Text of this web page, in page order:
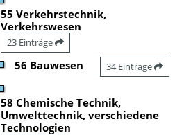
55 Verkehrstechnik,
Verkehrswesen
23 Einträge
56 Bauwesen 34 Einträge
58 Chemische Technik,
Umwelttechnik, verschiedene
Technologien